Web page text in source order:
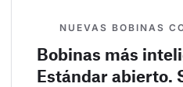
NUEVAS BOBINAS
Bobinas más
Estándar abierto.